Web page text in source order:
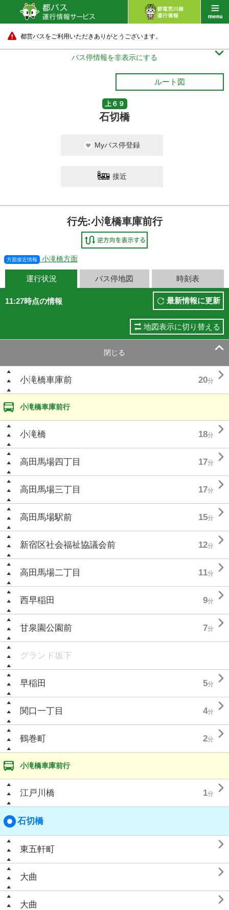
都営バスをご利用いただきありがとうございます。
バス停情報を非表示にする 
ルート図
上６９
石切橋
Myバス停登録
接近
行先:小滝橋車庫前行
方面接近情報 小滝橋方面
運行状況 バス停地図 時刻表
11:27時点の情報 最新情報に更新
地図表示に切り替える
閉じる 
小滝橋車庫前 20分 
小滝橋車庫前行
小滝橋 18分 
高田馬場四丁目 17分 
高田馬場三丁目 17分 
高田馬場駅前 15分 
新宿区社会福祉協議会前 12分 
高田馬場二丁目 11分 
西早稲田 9分 
甘泉園公園前 7分 
グランド坂下
早稲田 5分 
関口一丁目 4分 
鶴巻町 2分 
小滝橋車庫前行
江戸川橋 1分 
石切橋
東五軒町 
大曲 
大曲 